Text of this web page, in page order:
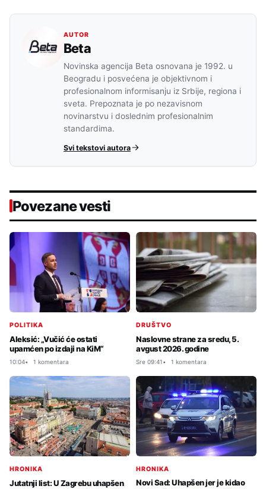
AUTOR
Beta
Novinska agencija Beta osnovana je 1992. u
Beogradu i posvećena je objektivnom i
profesionalnom informisanju iz Srbije, regiona i
sveta. Prepoznata je po nezavisnom
novinarstvu i doslednim profesionalnim
standardima.
Svi tekstovi autora
Povezane vesti
POLITIKA
Aleksić: „Vučić će ostati
upamćen po izdaji na KiM“
10:04 1 komentara
DRUŠTVO
Naslovne strane za sredu, 5.
avgust 2026. godine
Sre 09:41 1 komentara
HRONIKA
Jutatnji list: U Zagrebu uhapšen
HRONIKA
Novi Sad: Uhapšen jer je kidao